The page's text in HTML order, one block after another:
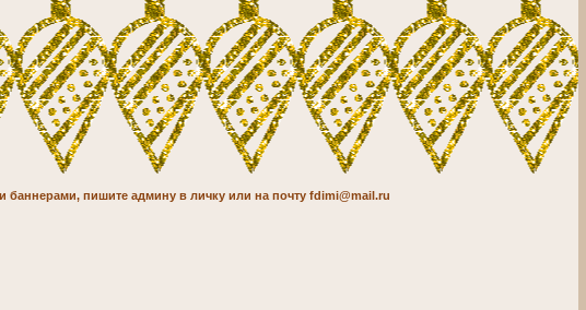
баннерами, пишите админу в личку или на почту fdimi@mail.ru